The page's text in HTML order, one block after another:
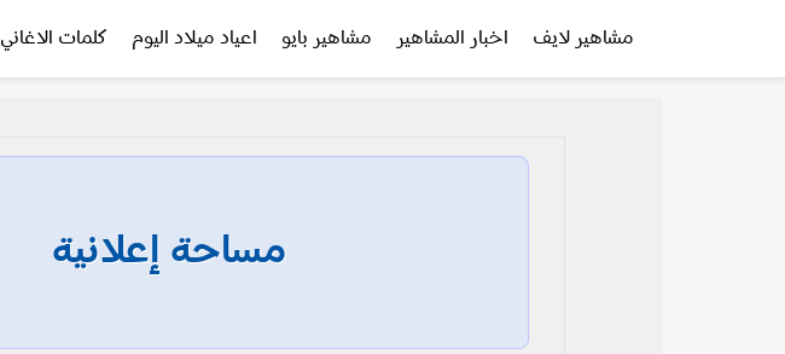
مشاهير لايف اخبار المشاهير مشاهير بايو اعياد ميلاد اليوم كلمات الاغاني
مساحة إعلانية